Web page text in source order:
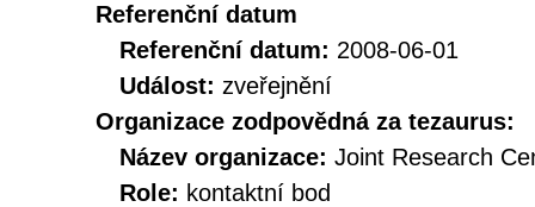
Referenční datum
Referenční datum: 2008-06-01
Událost: zveřejnění
Organizace zodpovědná za tezaurus:
Název organizace: Joint Research
Role: kontaktní bod